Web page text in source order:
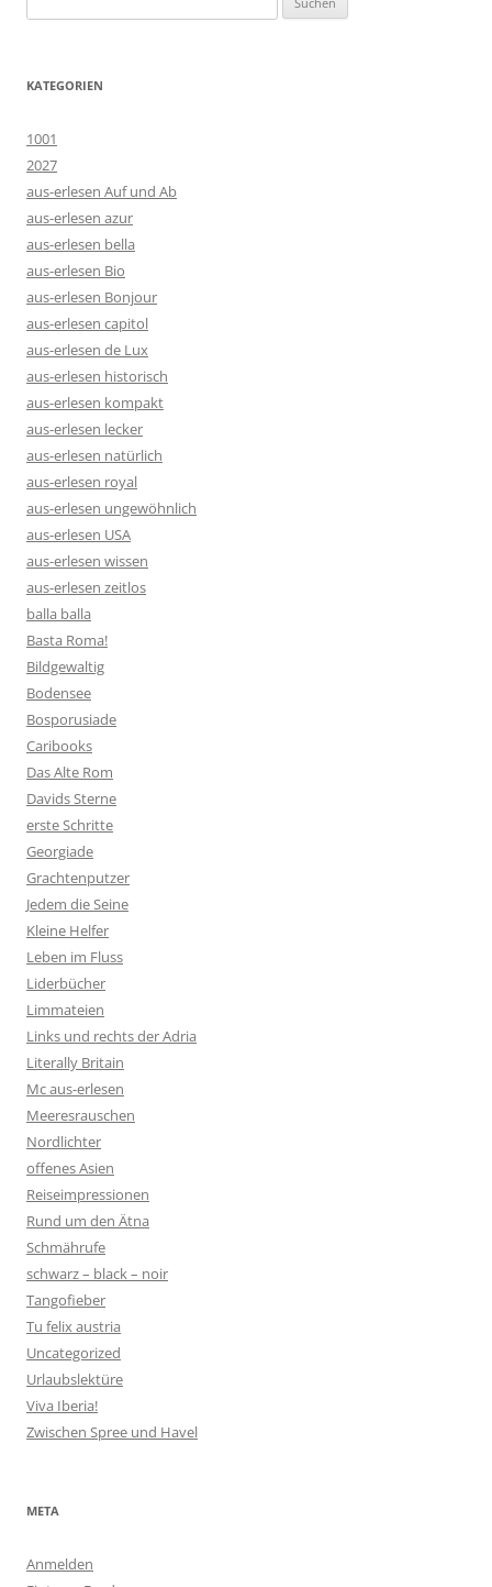
nach:
KATEGORIEN
1001
2027
aus-erlesen Auf und Ab
aus-erlesen azur
aus-erlesen bella
aus-erlesen Bio
aus-erlesen Bonjour
aus-erlesen capitol
aus-erlesen de Lux
aus-erlesen historisch
aus-erlesen kompakt
aus-erlesen lecker
aus-erlesen natürlich
aus-erlesen royal
aus-erlesen ungewöhnlich
aus-erlesen USA
aus-erlesen wissen
aus-erlesen zeitlos
balla balla
Basta Roma!
Bildgewaltig
Bodensee
Bosporusiade
Caribooks
Das Alte Rom
Davids Sterne
erste Schritte
Georgiade
Grachtenputzer
Jedem die Seine
Kleine Helfer
Leben im Fluss
Liderbücher
Limmateien
Links und rechts der Adria
Literally Britain
Mc aus-erlesen
Meeresrauschen
Nordlichter
offenes Asien
Reiseimpressionen
Rund um den Ätna
Schmährufe
schwarz – black – noir
Tangofieber
Tu felix austria
Uncategorized
Urlaubslektüre
Viva Iberia!
Zwischen Spree und Havel
META
Anmelden